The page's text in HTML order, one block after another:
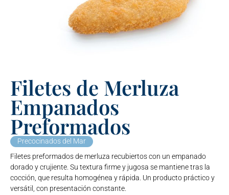
Filetes de Merluza
Empanados
Preformados
Precocinados del Mar
Filetes preformados de merluza recubiertos con un empanado
dorado y crujiente. Su textura firme y jugosa se mantiene tras la
cocción, que resulta homogénea y rápida. Un producto práctico y
versátil, con presentación constante.